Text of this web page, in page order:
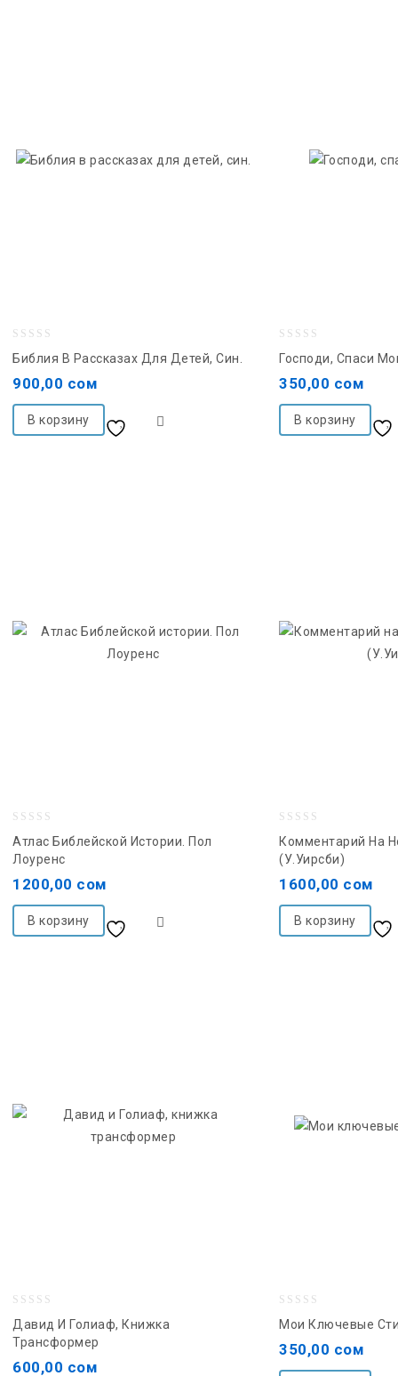
Библия В Рассказах Для Детей, Син.
900,00 сом
В корзину
Господи, Спаси
350,00 сом
В корзину
out
of
Атлас Библейской Истории. Пол
Лоуренс
1200,00 сом
В корзину
out
of
Комментарий На
(У.Уирсби)
1600,00 сом
В корзину
out
of
Давид И Голиаф, Книжка
Трансформер
600,00 сом
Мои Ключевые
350,00 сом